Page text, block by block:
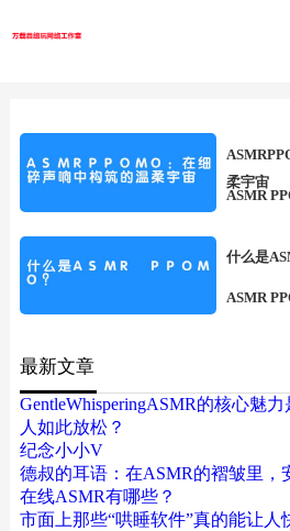
柔宇宙
ASMR
什么是
ASMR
最新文章
GentleWhisperingASMR的核心魅
人如此放松？
纪念小小V
德叔的耳语：在ASMR的褶皱里，
在线ASMR有哪些？
市面上那些“哄睡软件”真的能让人